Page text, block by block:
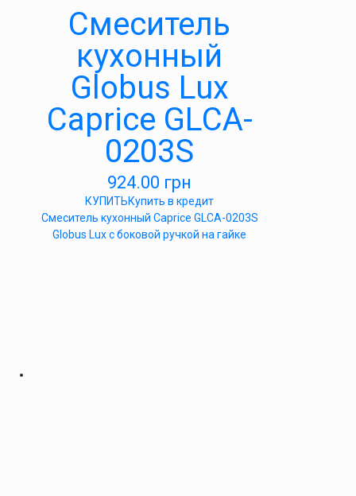
Смеситель
кухонный
Globus Lux
Caprice GLCA-
0203S
924.00 грн
КУПИТЬКупить в кредит
Смеситель кухонный Caprice GLCA-0203S
Globus Lux с боковой ручкой на гайке